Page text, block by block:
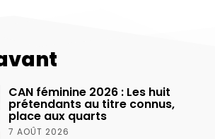
CAN féminine 2026 : Les huit
prétendants au titre connus,
place aux quarts
7 AOÛT 2026